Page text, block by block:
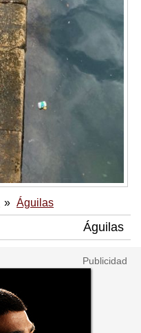
Águilas
Águilas